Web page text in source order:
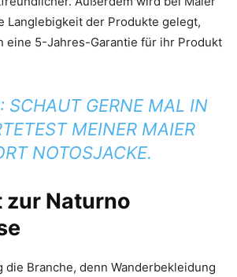
Langlebigkeit der Produkte gelegt,
eine 5-Jahres-Garantie für ihr Produkt
SCHAUT GERNE MAL IN
MEINER MAIER
NOTOSJACKE.
zur Naturno
die Branche, denn Wanderbekleidung